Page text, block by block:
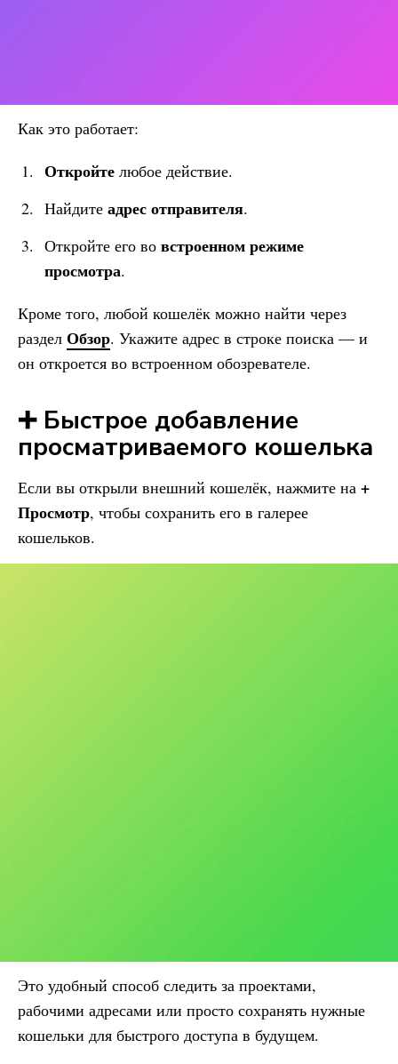
Как это работает:
Откройте любое действие.
Найдите адрес отправителя.
Откройте его во встроенном режиме
просмотра.
Кроме того, любой кошелёк можно найти через
раздел Обзор. Укажите адрес в строке поиска — и
он откроется во встроенном обозревателе.
➕ Быстрое добавление
просматриваемого кошелька
Если вы открыли внешний кошелёк, нажмите на +
Просмотр, чтобы сохранить его в галерее
кошельков.
Это удобный способ следить за проектами,
рабочими адресами или просто сохранять нужные
кошельки для быстрого доступа в будущем.